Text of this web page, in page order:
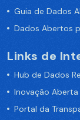
Guia de Dados
Dados Abertos
Links de
Hub de Dados
Inovação Aberta
Portal da